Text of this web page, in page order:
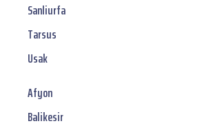
Sanliurfa
Tarsus
Usak
Afyon
Balikesir